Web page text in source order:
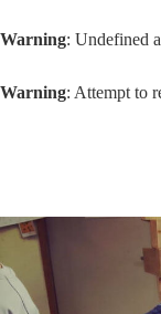
Warning: Undefined
Warning: Attempt to